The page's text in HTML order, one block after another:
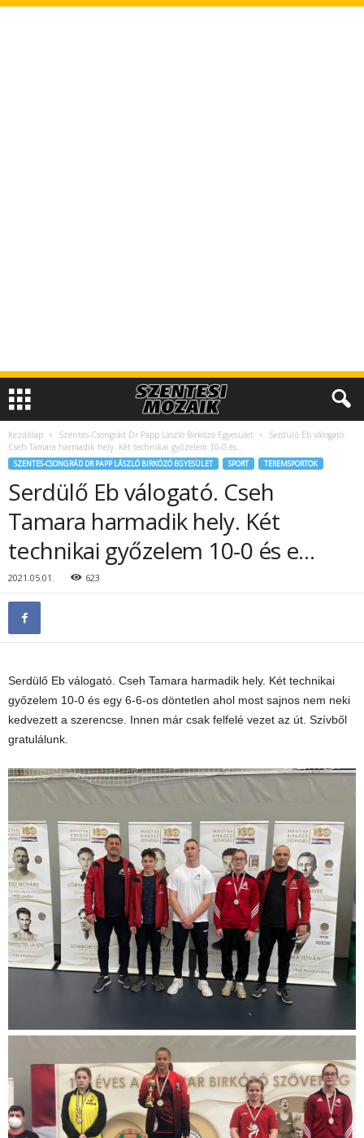
Kezdőlap Szentes-Csongrád Dr Papp László Birkózó Egyesület
Serdülő Eb válogató.
Cseh Tamara harmadik hely. Két technikai győzelem 10-0 és...
SZENTES-CSONGRÁD DR PAPP LÁSZLÓ BIRKÓZÓ EGYESÜLET SPORT TEREMSPORTOK
Serdülő Eb válogató. Cseh
Tamara harmadik hely. Két
technikai győzelem 10-0 és e…
2021.05.01. 623
Serdülő Eb válogató. Cseh Tamara harmadik hely. Két technikai
győzelem 10-0 és egy 6-6-os döntetlen ahol most sajnos nem neki
kedvezett a szerencse. Innen már csak felfelé vezet az út. Szívből
gratulálunk.